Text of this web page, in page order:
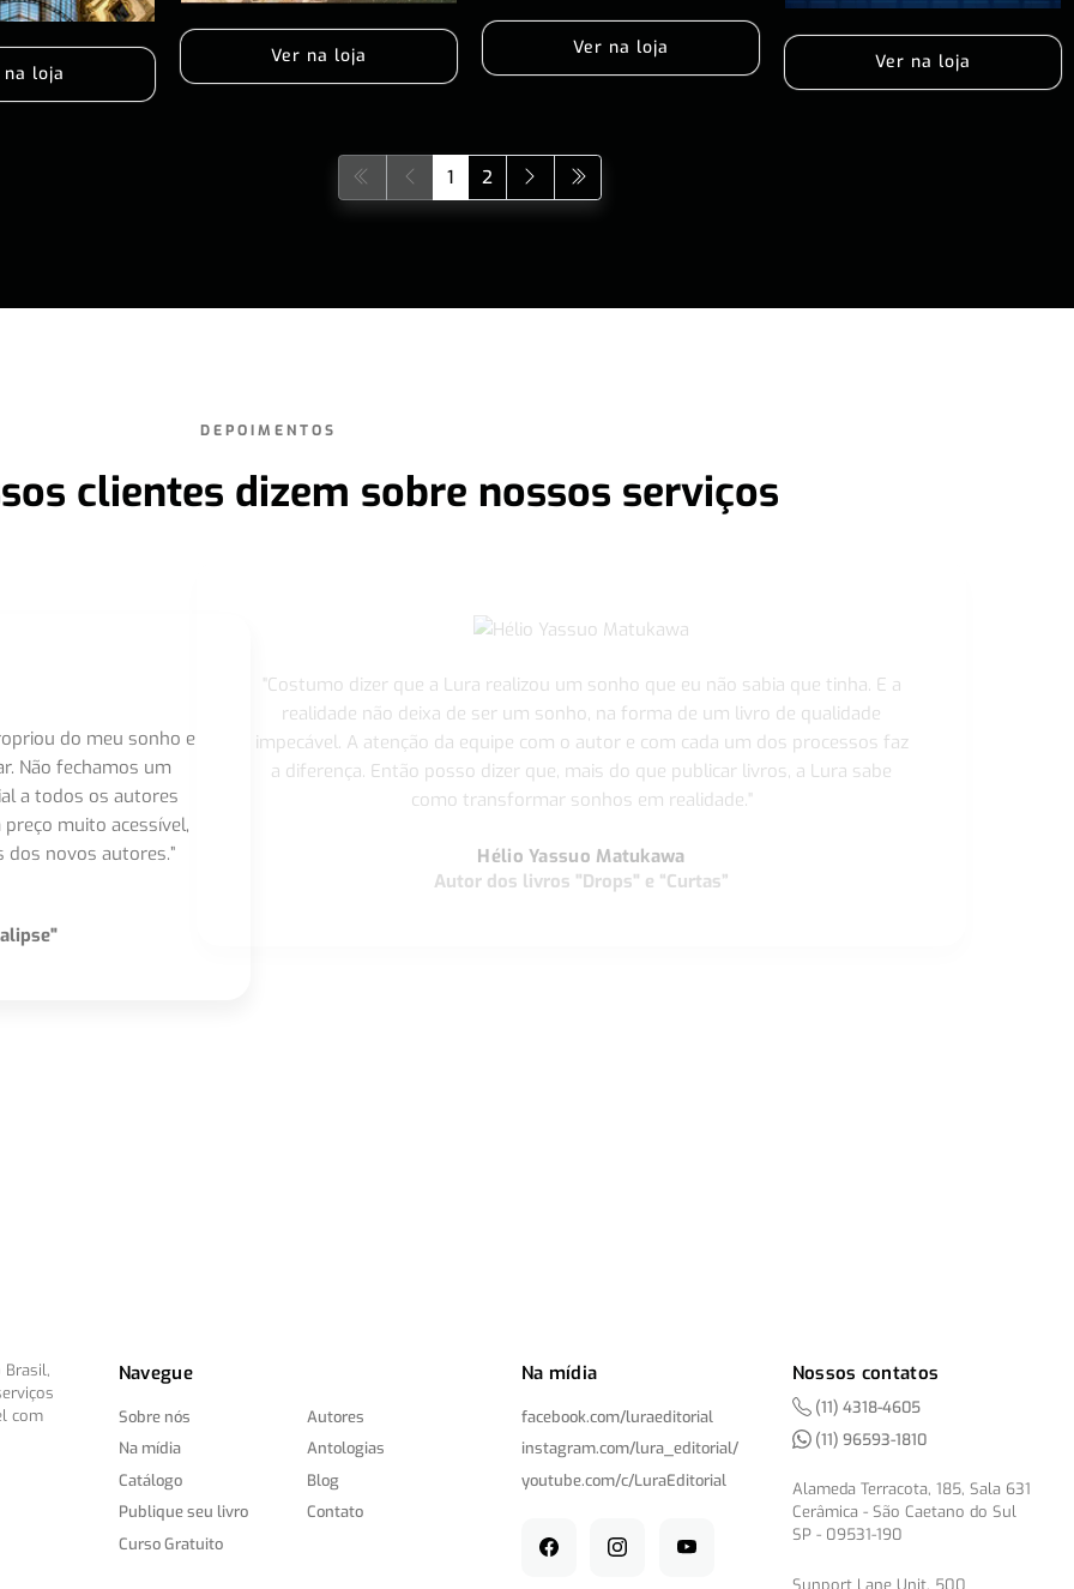
na loja
Ver na loja Ver na loja
Ver na loja
1 2
DEPOIMENTOS
clientes dizem sobre nossos serviços
do meu sonho e
Não fechamos um
a todos os autores
muito acessível,
dos novos autores.”
"Costumo dizer que a Lura realizou um sonho que eu não sabia que tinha. E a
realidade não deixa de ser um sonho, na forma de um livro de qualidade
impecável. A atenção da equipe com o autor e com cada um dos processos faz
a diferença. Então posso dizer que, mais do que publicar livros, a Lura sabe
como transformar sonhos em realidade."
Hélio Yassuo Matukawa
Autor dos livros "Drops" e “Curtas”
com
Navegue
Sobre nós
Na mídia
Catálogo
Publique seu livro
Curso Gratuito
Autores
Antologias
Blog
Contato
Na mídia
facebook.com/luraeditorial
instagram.com/lura_editorial/
youtube.com/c/LuraEditorial
Nossos contatos
(11) 4318-4605
(11) 96593-1810
Alameda Terracota, 185, Sala 631
Cerâmica - São Caetano do Sul
SP - 09531-190
Sunport Lane Unit, 500